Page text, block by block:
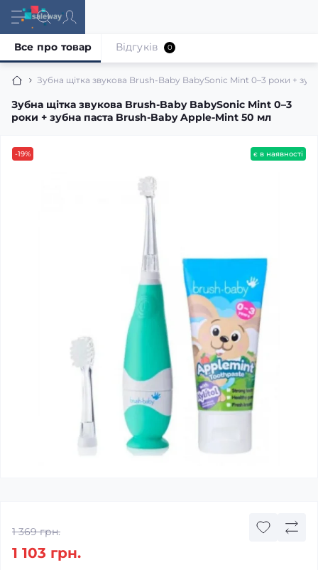
Зубна щітка звукова Brush-Baby BabySonic Mint 0–3 роки +
Зубна щітка звукова Brush-Baby BabySonic Mint 0–3
роки + зубна паста Brush-Baby Apple-Mint 50 мл
Все про товар Відгуків 0
-19% є в наявності
1 369 грн.
1 103 грн.